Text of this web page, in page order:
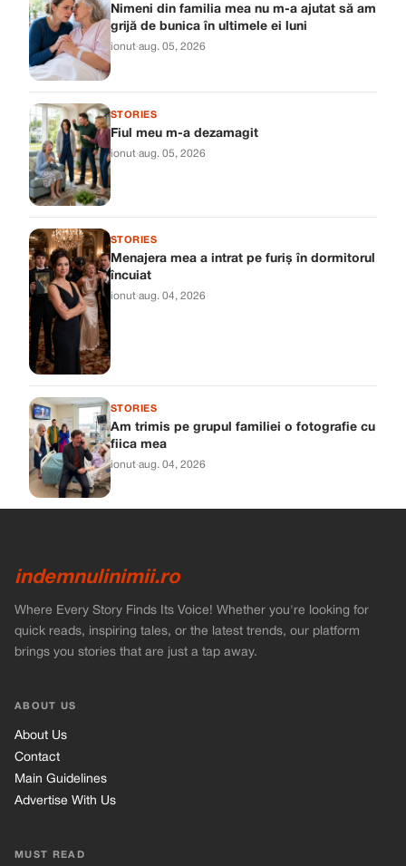
Nimeni din familia mea nu m-a ajutat să am
grijă de bunica în ultimele ei luni
ionut·aug. 05, 2026
STORIES
Fiul meu m-a dezamagit
ionut·aug. 05, 2026
STORIES
Menajera mea a intrat pe furiș în dormitorul
încuiat
ionut·aug. 04, 2026
STORIES
Am trimis pe grupul familiei o fotografie cu
fiica mea
ionut·aug. 04, 2026
indemnulinimii.ro
Where Every Story Finds Its Voice! Whether you're looking for
quick reads, inspiring tales, or the latest trends, our platform
brings you stories that are just a tap away.
ABOUT US
About Us
Contact
Main Guidelines
Advertise With Us
MUST READ